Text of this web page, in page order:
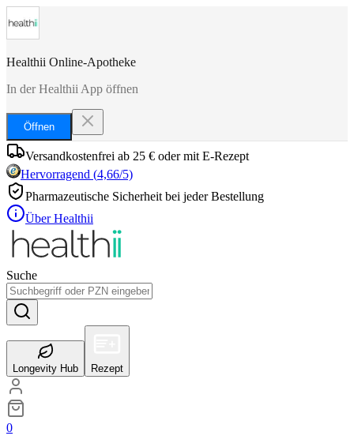
Healthii Online-Apotheke
In der Healthii App öffnen
Öffnen
Versandkostenfrei ab 25 € oder mit E-Rezept
Hervorragend (4,66/5)
Pharmazeutische Sicherheit bei jeder Bestellung
Über Healthii
Suche
Longevity Hub Rezept
0